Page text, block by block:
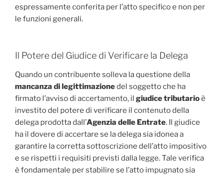
espressamente conferita per l’atto specifico e non per
le funzioni generali.
Il Potere del Giudice di Verificare la Delega
Quando un contribuente solleva la questione della
mancanza di legittimazionedel soggetto che ha
firmato l’avviso di accertamento, il giudice tributarioè
investito del potere di verificare il contenuto della
delega prodotta dall’Agenzia delle Entrate. Il giudice
ha il dovere di accertare se la delega sia idonea a
garantire la corretta sottoscrizione dell’atto impositivo
e se rispetti i requisiti previsti dalla legge. Tale verifica
è fondamentale per stabilire se l’atto impugnato sia